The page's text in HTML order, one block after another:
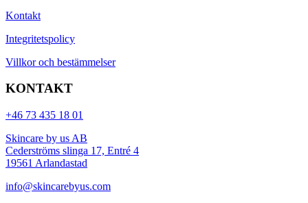
Kontakt
Integritetspolicy
Villkor och bestämmelser
KONTAKT
+46 73 435 18 01
Skincare by us AB
Cederströms slinga 17, Entré 4
19561 Arlandastad
info@skincarebyus.com